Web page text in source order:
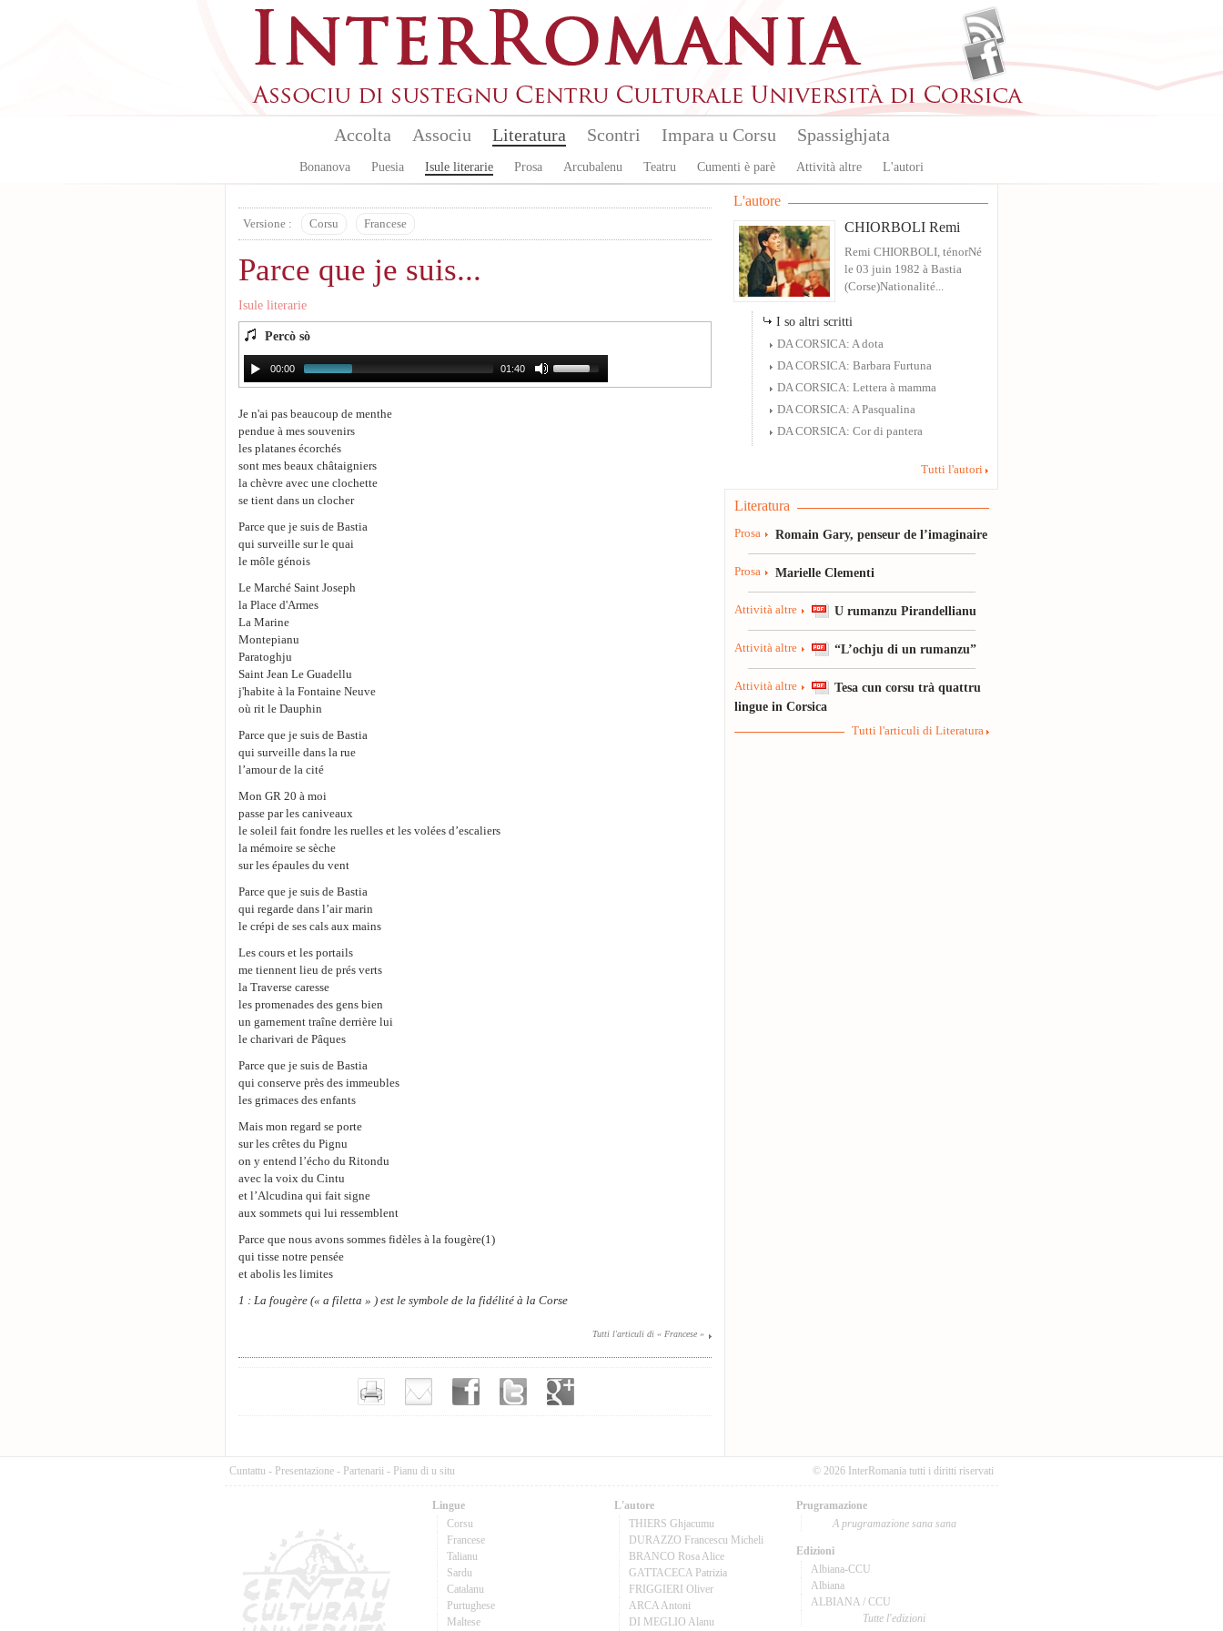
Accolta Associu Literatura
Bonanova Puesia Isule literarie Prosa Arcubalenu Teatru Cumenti è parè Attività altre L'autori
Scontri Impara u Corsu Spassighjata
Versione : Corsu Francese
Parce que je suis...
Isule literarie
Percò sò
00:00 01:40
Je n'ai pas beaucoup de menthe
pendue à mes souvenirs
les platanes écorchés
sont mes beaux châtaigniers
la chèvre avec une clochette
se tient dans un clocher
Parce que je suis de Bastia
qui surveille sur le quai
le môle génois
Le Marché Saint Joseph
la Place d'Armes
La Marine
Montepianu
Paratoghju
Saint Jean Le Guadellu
j'habite à la Fontaine Neuve
où rit le Dauphin
Parce que je suis de Bastia
qui surveille dans la rue
l’amour de la cité
Mon GR 20 à moi
passe par les caniveaux
le soleil fait fondre les ruelles et les volées d’escaliers
la mémoire se sèche
sur les épaules du vent
Parce que je suis de Bastia
qui regarde dans l’air marin
le crépi de ses cals aux mains
Les cours et les portails
me tiennent lieu de prés verts
la Traverse caresse
les promenades des gens bien
un garnement traîne derrière lui
le charivari de Pâques
Parce que je suis de Bastia
qui conserve près des immeubles
les grimaces des enfants
Mais mon regard se porte
sur les crêtes du Pignu
on y entend l’écho du Ritondu
avec la voix du Cintu
et l’Alcudina qui fait signe
aux sommets qui lui ressemblent
Parce que nous avons sommes fidèles à la fougère(1)
qui tisse notre pensée
et abolis les limites
1 : La fougère (« a filetta » ) est le symbole de la fidélité à la Corse
Tutti l'articuli di « Francese »
L'autore
CHIORBOLI Remi
Remi CHIORBOLI, ténorNé
le 03 juin 1982 à Bastia
(Corse)Nationalité...
I so altri scritti
DA CORSICA: A dota
DA CORSICA: Barbara Furtuna
DA CORSICA: Lettera à mamma
DA CORSICA: A Pasqualina
DA CORSICA: Cor di pantera
Tutti l'autori
Literatura
Prosa Romain Gary, penseur de l’imaginaire
Prosa Marielle Clementi
Attività altre U rumanzu Pirandellianu
Attività altre “L’ochju di un rumanzu”
Attività altre
Tesa cun corsu trà quattru
lingue in Corsica
Tutti l'articuli di Literatura
Cuntattu - Presentazione - Partenarii - Pianu di u situ © 2026 InterRomania tutti i diritti riservati
Lingue
Corsu
Francese
Talianu
Sardu
Catalanu
Purtughese
Maltese
L'autore
THIERS Ghjacumu
DURAZZO Francescu Micheli
BRANCO Rosa Alice
GATTACECA Patrizia
FRIGGIERI Oliver
ARCA Antoni
DI MEGLIO Alanu
Prugramazione
A prugramazione sana sana
Edizioni
Albiana-CCU
Albiana
ALBIANA / CCU
Tutte l'edizioni